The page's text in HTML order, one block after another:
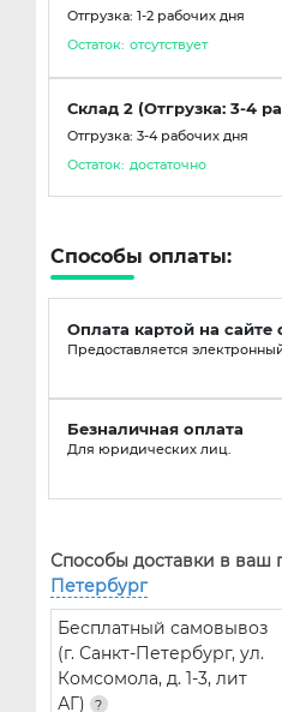
Отгрузка: 1-2 рабочих дня
Остаток: отсутствует
Склад 2 (Отгрузка: 3-4
Отгрузка: 3-4 рабочих дня
Остаток: достаточно
Способы оплаты:
Оплата картой на сайте
Предоставляется
Безналичная оплата
Для юридических лиц.
Способы доставки в ваш
Петербург
Бесплатный самовывоз
(г. Санкт-Петербург, ул.
Комсомола, д. 1-3, лит
АГ)